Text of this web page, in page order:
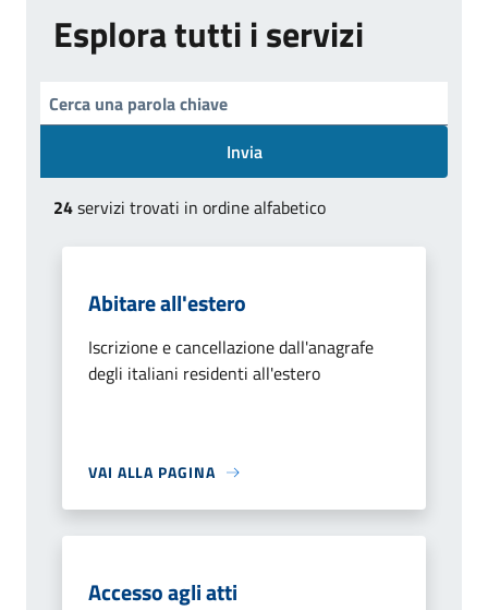
Esplora tutti i servizi
Invia
24servizi trovati in ordine alfabetico
Abitare all'estero
Iscrizione e cancellazione dall'anagrafe
degli italiani residenti all'estero
VAI ALLA PAGINA
Accesso agli atti